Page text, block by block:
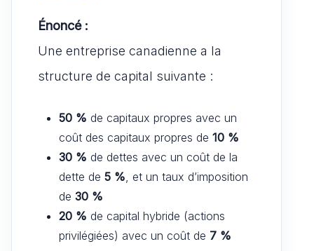
Énoncé :
Une entreprise canadienne a la
structure de capital suivante :
50 % de capitaux propres avec un
coût des capitaux propres de 10 %
30 % de dettes avec un coût de la
dette de 5 %, et un taux d’imposition
de 30 %
20 % de capital hybride (actions
privilégiées) avec un coût de 7 %